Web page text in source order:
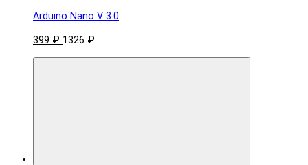
Arduino Nano V 3.0
399 ₽ 1326 ₽